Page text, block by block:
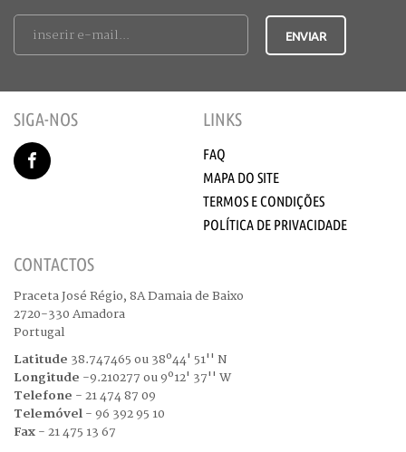
SIGA-NOS LINKS
FAQ
MAPA DO SITE
TERMOS E CONDIÇÕES
POLÍTICA DE PRIVACIDADE
CONTACTOS
Praceta José Régio, 8A Damaia de Baixo
2720-330 Amadora
Portugal
Latitude 38.747465 ou 38º44' 51'' N
Longitude -9.210277 ou 9º12' 37'' W
Telefone - 21 474 87 09
Telemóvel - 96 392 95 10
Fax - 21 475 13 67